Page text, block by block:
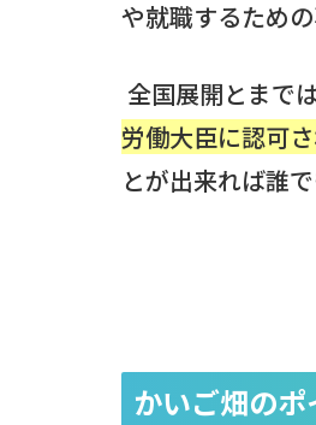
や就職するための
全国展開とまで
労働大臣に認可
とが出来れば誰
かいご畑のポ